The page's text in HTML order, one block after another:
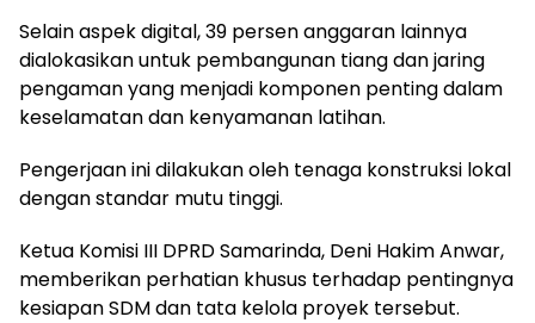
Selain aspek digital, 39 persen anggaran lainnya
dialokasikan untuk pembangunan tiang dan jaring
pengaman yang menjadi komponen penting dalam
keselamatan dan kenyamanan latihan.
Pengerjaan ini dilakukan oleh tenaga konstruksi lokal
dengan standar mutu tinggi.
Ketua Komisi III DPRD Samarinda, Deni Hakim Anwar,
memberikan perhatian khusus terhadap pentingnya
kesiapan SDM dan tata kelola proyek tersebut.